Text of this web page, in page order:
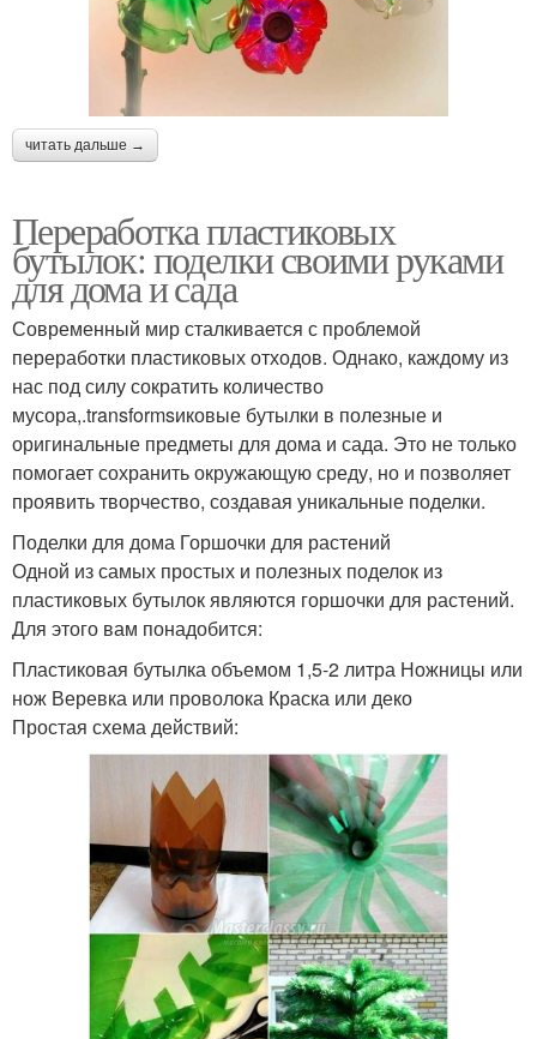
читать дальше →
Переработка пластиковых
бутылок: поделки своими руками
для дома и сада
Современный мир сталкивается с проблемой
переработки пластиковых отходов. Однако, каждому из
нас под силу сократить количество
мусора,.transformsиковые бутылки в полезные и
оригинальные предметы для дома и сада. Это не только
помогает сохранить окружающую среду, но и позволяет
проявить творчество, создавая уникальные поделки.
Поделки для дома Горшочки для растений
Одной из самых простых и полезных поделок из
пластиковых бутылок являются горшочки для растений.
Для этого вам понадобится:
Пластиковая бутылка объемом 1,5-2 литра Ножницы или
нож Веревка или проволока Краска или деко
Простая схема действий: